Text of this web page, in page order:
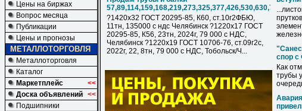
Цены на биржах
Вопрос месяца
Публикации
Цены и прогнозы
МЕТАЛЛОТОРГОВЛЯ
Металлоторговля
Каталог
Маркетплейс
<<
Доска объявлений <<
Подшипники
?1420х32 ГОСТ 20295-85, К60, ст.10г2ФБЮ,
11тн, 135000 с ндс Челябинск ?1220х17 ГОСТ
20295-85, К56, 23тн, 2024г, 79 000 с НДC,
Челябинск ?1220х19 ГОСТ 10706-76, ст.09г2с,
2022г, 22, 8тн, 79 000 с НДC, Тобольск/Ч...
спор с
Как
трубы